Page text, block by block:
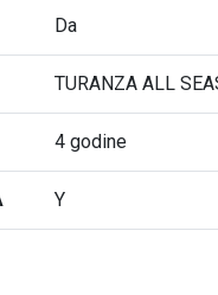
Da
TURANZA ALL
4 godine
Y